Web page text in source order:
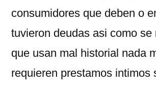
consumidores que deben o
tuvieron deudas asi­ como se
que usan mal historial nada
requieren prestamos intimos